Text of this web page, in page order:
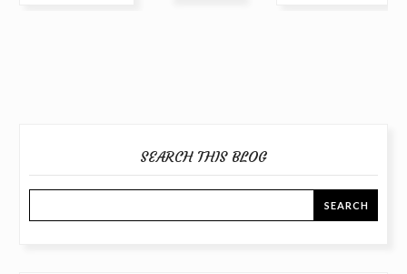
SEARCH THIS BLOG